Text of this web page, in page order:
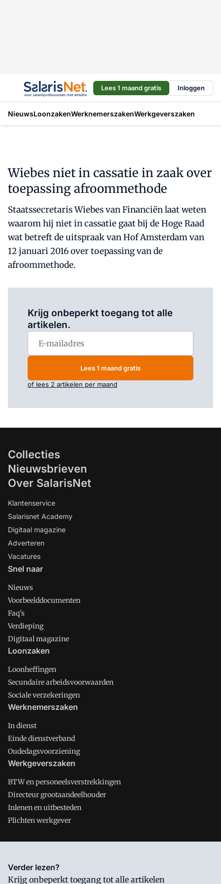
Lees 1 maand gratis Inloggen
NieuwsLoonzakenWerknemerszakenWerkgeverszaken
Wiebes niet in cassatie in zaak over
toepassing afroommethode
Staatssecretaris Wiebes van Financiën laat weten
waarom hij niet in cassatie gaat bij de Hoge Raad
wat betreft de uitspraak van Hof Amsterdam van
12 januari 2016 over toepassing van de
afroommethode.
Krijg onbeperkt toegang tot alle
artikelen.
Lees 1 maand gratis
of lees 2 artikelen per maand
Collecties
Nieuwsbrieven
Over SalarisNet
Klantenservice
Salarisnet Academy
Digitaal magazine
Adverteren
Vacatures
Snel naar
Nieuws
Voorbeelddocumenten
Faq's
Verdieping
Digitaal magazine
Loonzaken
Loonheffingen
Secundaire arbeidsvoorwaarden
Sociale verzekeringen
Werknemerszaken
In dienst
Einde dienstverband
Oudedagsvoorziening
Werkgeverszaken
BTW en personeelsverstrekkingen
Directeur grootaandeelhouder
Inlenen en uitbesteden
Plichten werkgever
Salarisnet is onderdeel van VMN media. Lees in
waar VMN media voor staat. Op gebruik van deze site zijn de
Verder lezen?
Krijg onbeperkt toegang tot alle artikelen